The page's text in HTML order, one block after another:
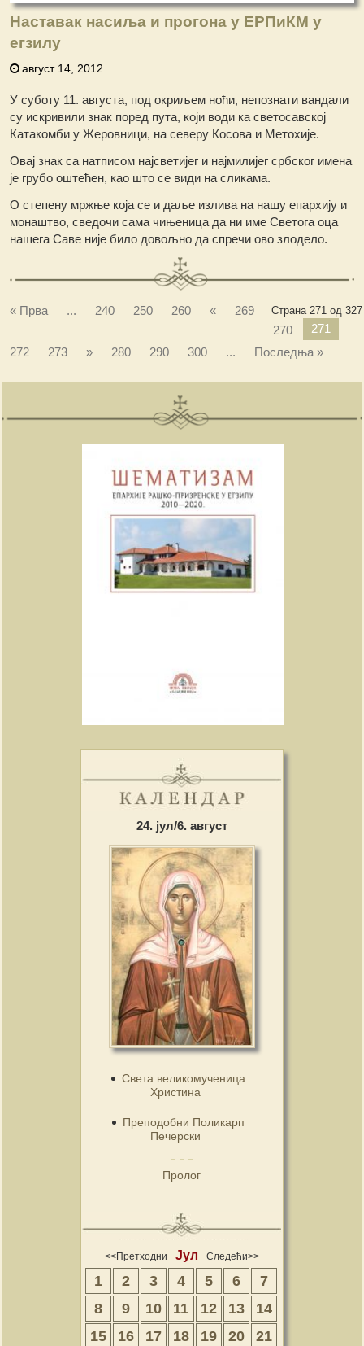
Наставак насиља и прогона у ЕРПиКМ у
егзилу
август 14, 2012
У суботу 11. августа, под окриљем ноћи, непознати вандали
су искривили знак поред пута, који води ка светосавској
Катакомби у Жеровници, на северу Косова и Метохије.
Овај знак са натписом најсветијег и најмилијег србског имена
је грубо оштећен, као што се види на сликама.
О степену мржње која се и даље излива на нашу епархију и
монаштво, сведочи сама чињеница да ни име Светога оца
нашега Саве није било довољно да спречи ово злодело.
Страна 271 од 327
« Прва ... 240 250 260 «
269
270
271
272
273 » 280 290 300 ... Последња »
24. јул/6. август
Света великомученица
Христина
Преподобни Поликарп
Печерски
Пролог
<<Претходни Јул Следећи>>
1 2 3 4 5 6
7
8
9 10 11 12 13
14
15
16 17 18 19 20
21